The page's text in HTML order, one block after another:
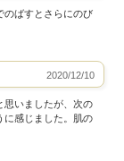
のばすとさらにのび
2020/12/10
思いましたが、次の
に感じました。肌の